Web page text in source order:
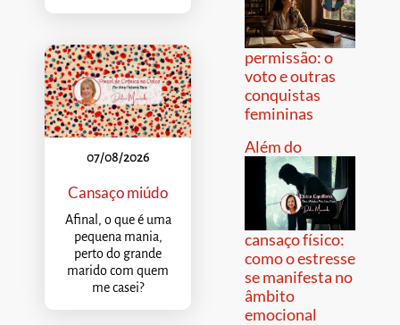
07/08/2026
Cansaço miúdo
Afinal, o que é uma
pequena mania,
perto do grande
marido com quem
me casei?
permissão: o
voto e outras
conquistas
femininas
Além do
cansaço físico:
como o estresse
se manifesta no
âmbito
emocional